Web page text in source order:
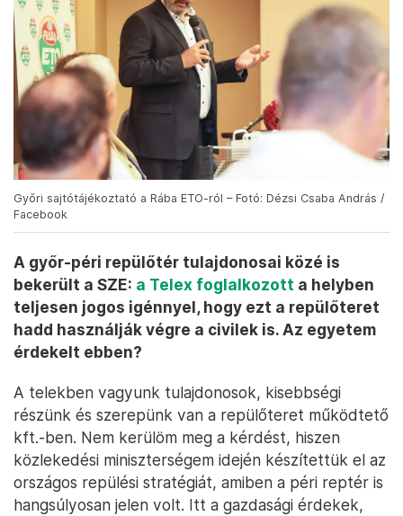
Győri sajtótájékoztató a Rába ETO-ról – Fotó: Dézsi Csaba András /
Facebook
A győr-péri repülőtér tulajdonosai közé is
bekerült a SZE: a Telex foglalkozott a helyben
teljesen jogos igénnyel, hogy ezt a repülőteret
hadd használják végre a civilek is. Az egyetem
érdekelt ebben?
A telekben vagyunk tulajdonosok, kisebbségi
részünk és szerepünk van a repülőteret működtető
kft.-ben. Nem kerülöm meg a kérdést, hiszen
közlekedési miniszterségem idején készítettük el az
országos repülési stratégiát, amiben a péri reptér is
hangsúlyosan jelen volt. Itt a gazdasági érdekek,